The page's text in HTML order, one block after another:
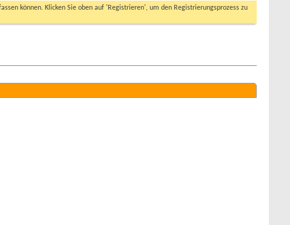
können. Klicken Sie oben auf 'Registrieren', um den Registrierungsprozess zu